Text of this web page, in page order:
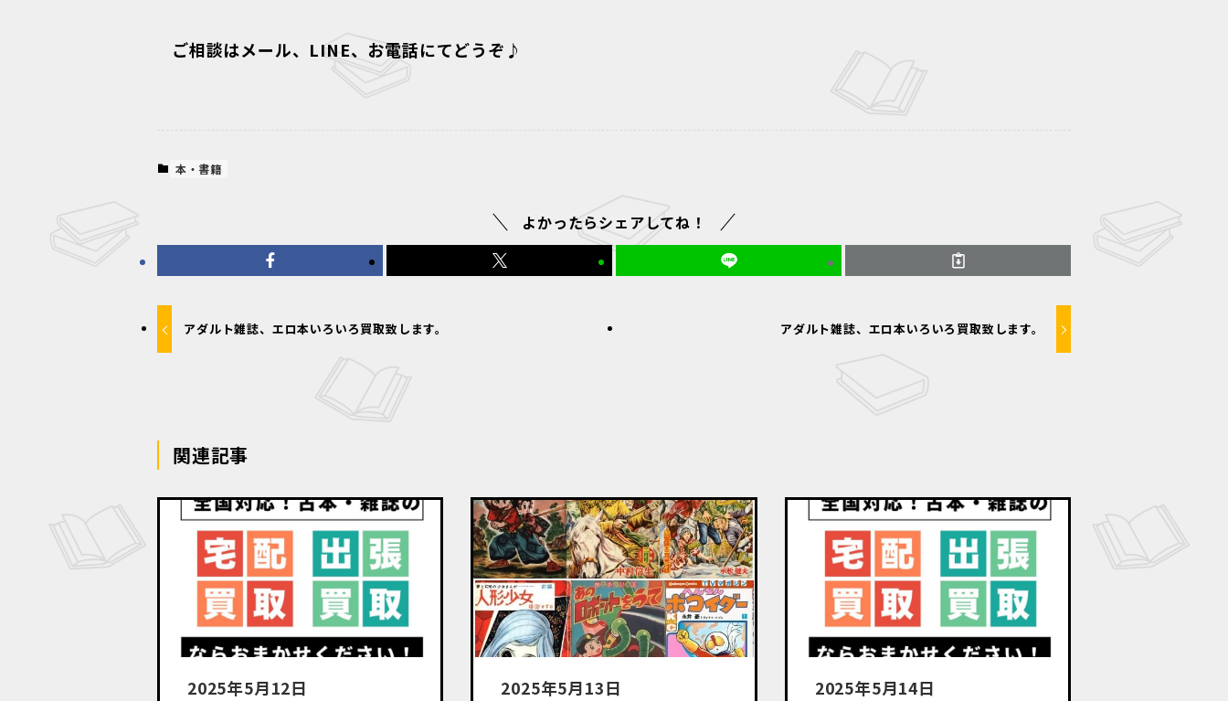
ご相談はメール、LINE、お電話にてどうぞ♪
本・書籍
よかったらシェアしてね！
アダルト雑誌、エロ本いろいろ買取致します。 アダルト雑誌、エロ本いろいろ買取致します。
関連記事
2025年5月12日
2025年5月13日
2025年5月14日